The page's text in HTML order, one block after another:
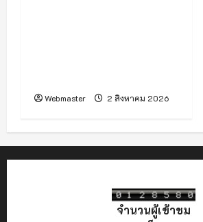
Webmaster 2 สิงหาคม 2026
จำนวนผู้เข้าชม